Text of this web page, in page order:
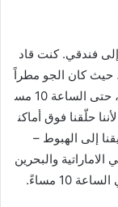
فندقي. كنت قاد
حيث كان الجو مطراً
للغاية. لكن حرارة الكويت كانت ببساطة معتدلة، حتى الساعة 10 مس
حلّقنا فوق أماكن
إلى الهبوط –
الاماراتية والبحرين
10 مساءً.